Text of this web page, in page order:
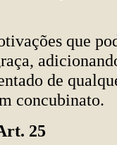
que
de
concubinato.
25